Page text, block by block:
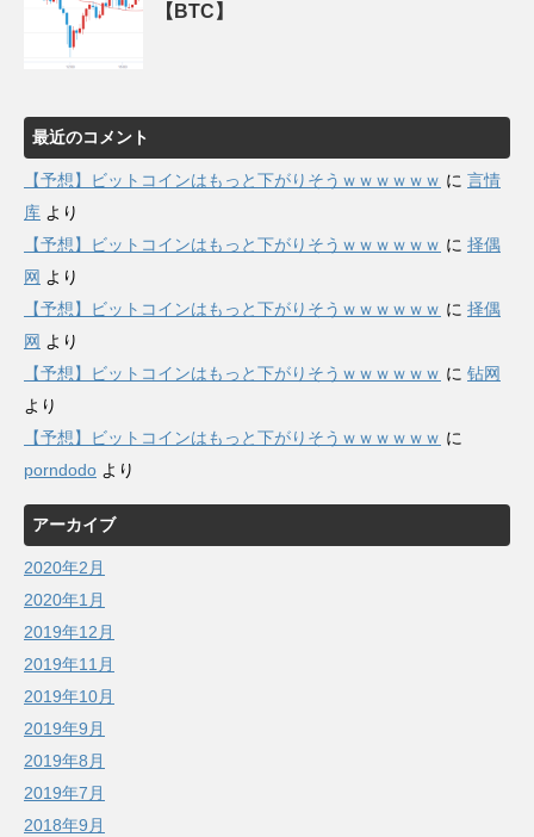
【BTC】
最近のコメント
【予想】ビットコインはもっと下がりそうｗｗｗｗｗｗ に 言情
库 より
【予想】ビットコインはもっと下がりそうｗｗｗｗｗｗ に 择偶
网 より
【予想】ビットコインはもっと下がりそうｗｗｗｗｗｗ に 择偶
网 より
【予想】ビットコインはもっと下がりそうｗｗｗｗｗｗ に 钻网
より
【予想】ビットコインはもっと下がりそうｗｗｗｗｗｗ に
porndodo より
アーカイブ
2020年2月
2020年1月
2019年12月
2019年11月
2019年10月
2019年9月
2019年8月
2019年7月
2018年9月